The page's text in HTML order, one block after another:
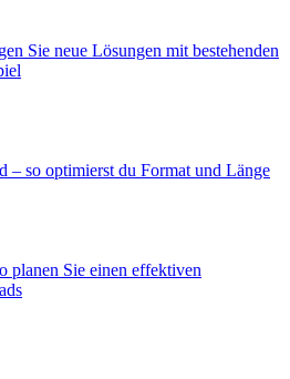
Sie neue Lösungen mit bestehenden
– so optimierst du Format und Länge
planen Sie einen effektiven